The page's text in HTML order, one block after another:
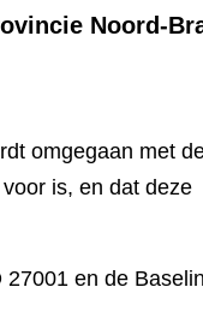
Noord-
omgegaan met
is, en dat deze
en de